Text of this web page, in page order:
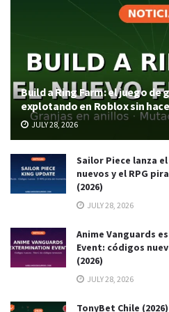
Build a Ring Farm: el juego de
explotando en Roblox sin
JULY 28, 2026
Sailor Piece lanza
nuevos y el RPG
(2026)
JULY 28, 2026
Anime Vanguards
Event: códigos
(2026)
JULY 28, 2026
TonyBet Chile